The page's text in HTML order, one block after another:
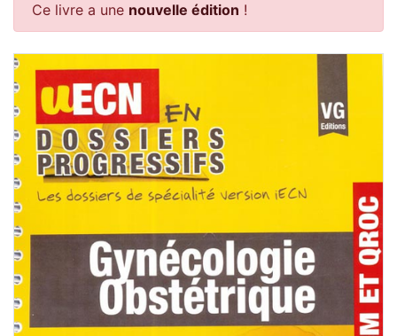
Ce livre a une nouvelle édition !